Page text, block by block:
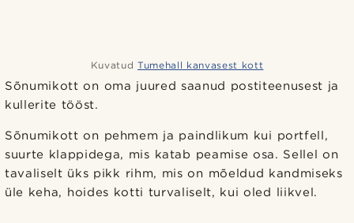
Kuvatud Tumehall kanvasest kott
Sõnumikott on oma juured saanud postiteenusest ja
kullerite tööst.
Sõnumikott on pehmem ja paindlikum kui portfell,
suurte klappidega, mis katab peamise osa. Sellel on
tavaliselt üks pikk rihm, mis on mõeldud kandmiseks
üle keha, hoides kotti turvaliselt, kui oled liikvel.